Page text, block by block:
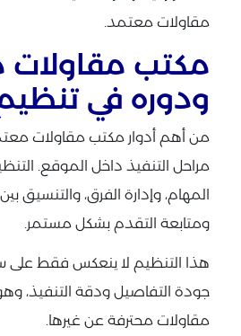
مقاولات معتمد.
مكتب
ودوره في
من أهم أدوار مكتب مقاولات
مراحل التنفيذ داخل الموقع.
المهام، وإدارة الفرق، والتنسيق
ومتابعة التقدم بشكل مستمر.
هذا التنظيم لا ينعكس فقط على
جودة التفاصيل ودقة التنفيذ،
مقاولات محترفة عن غيرها.